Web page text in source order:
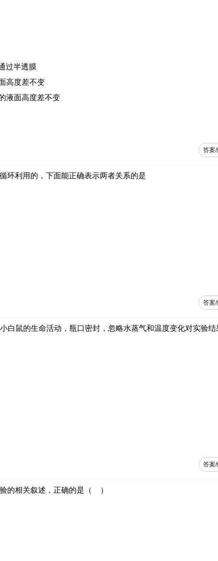
过半透膜
高度差不变
液面高度差不变
答案
环利用的，下面能正确表示两者关系的是
答案
鼠的生命活动，瓶口密封，忽略水蒸气和温度变化对实验结
答案
的相关叙述，正确的是（ ）